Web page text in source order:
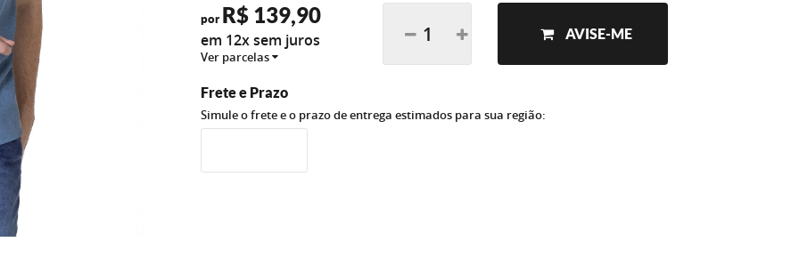
por R$ 139,90
em 12x sem juros
Ver parcelas
AVISE-ME
Frete e Prazo
Simule o frete e o prazo de entrega estimados para sua região: